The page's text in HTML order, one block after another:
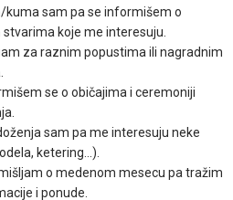
kuma sam pa se informišem o
koje me interesuju.
za raznim popustima ili nagradnim
se o običajima i ceremoniji
sam pa me interesuju neke
ketering...).
o medenom mesecu pa tražim
i ponude.